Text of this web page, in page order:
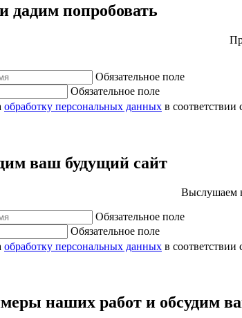
дадим попробовать
Обязательное поле
Обязательное поле
обработку персональных данных в соответствии
ваш будущий сайт
Выслушаем
Обязательное поле
Обязательное поле
обработку персональных данных в соответствии
наших работ и обсудим